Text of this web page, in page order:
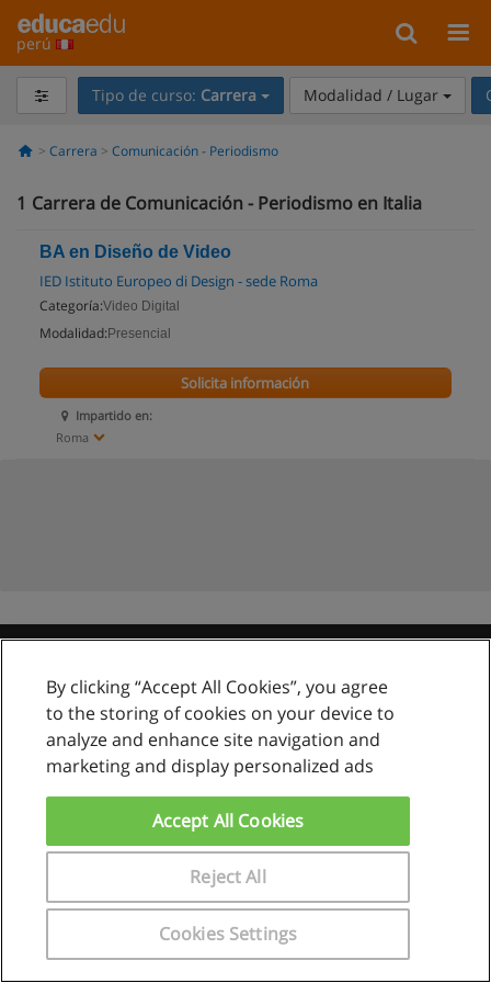
perú
Tipo de curso: Carrera Modalidad / Lugar
Carrera Comunicación - Periodismo
1 Carrera de Comunicación - Periodismo en Italia
BA en Diseño de Video
IED Istituto Europeo di Design - sede Roma
Categoría:Video Digital
Modalidad: Presencial
Impartido en:
Roma
Solicita información
Reglas de uso
Privacidad de datos
Contactar con Educaedu
Copyright © Educaedu Business S.L. - CIF : B-95610580: -
www.educaedu.com.pe
By clicking “Accept All Cookies”, you agree
to the storing of cookies on your device to
analyze and enhance site navigation and
marketing and display personalized ads
Cookies Settings
Reject All
Accept All Cookies